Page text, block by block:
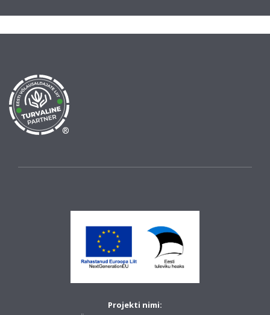
®
Projekti nimi: